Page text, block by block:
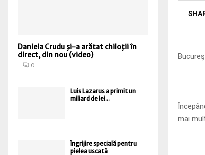
mai
Daniela Crudu şi-a arătat chiloţii în
direct, din nou (video)
0
Luis Lazarus a primit un
miliard de lei...
Îngrijire specială pentru
pielea uscată